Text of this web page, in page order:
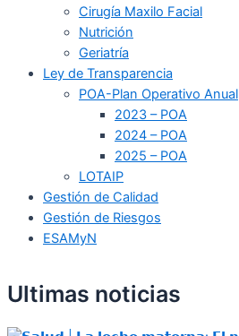
Cirugía Maxilo Facial
Nutrición
Geriatría
Ley de Transparencia
POA-Plan Operativo Anual
2023 – POA
2024 – POA
2025 – POA
LOTAIP
Gestión de Calidad
Gestión de Riesgos
ESAMyN
Ultimas noticias